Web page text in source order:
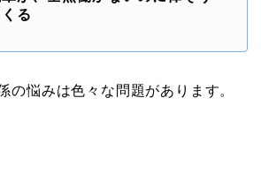
る
の悩みは色々な問題があります。